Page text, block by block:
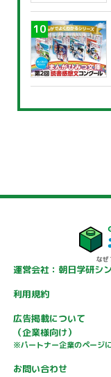
運営会社：朝日学研シ
利用規約
広告掲載について
（企業様向け）
※パートナー企業のページ
お問い合わせ